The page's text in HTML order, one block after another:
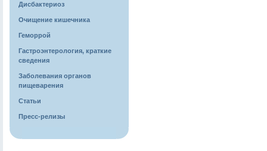
Дисбактериоз
Очищение кишечника
Геморрой
Гастроэнтерология, краткие
сведения
Заболевания органов
пищеварения
Статьи
Пресс-релизы